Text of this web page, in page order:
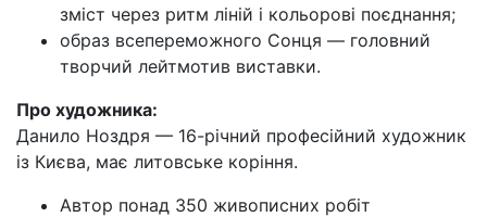
зміст через ритм ліній і кольорові поєднання;
образ всепереможного Сонця — головний
творчий лейтмотив виставки.
Про художника:
Данило Ноздря — 16-річний професійний художник
із Києва, має литовське коріння.
Автор понад 350 живописних робіт